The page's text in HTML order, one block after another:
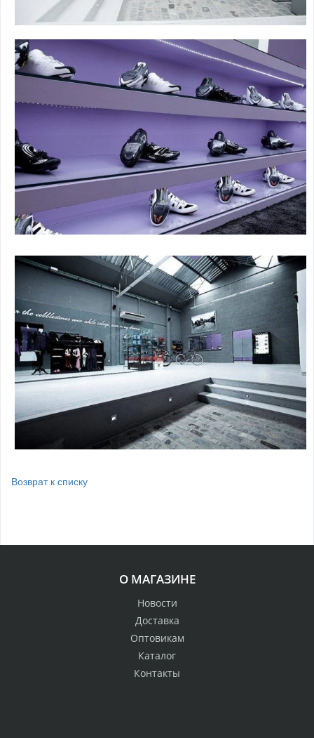
Возврат к списку
О МАГАЗИНЕ
Новости
Доставка
Оптовикам
Каталог
Контакты